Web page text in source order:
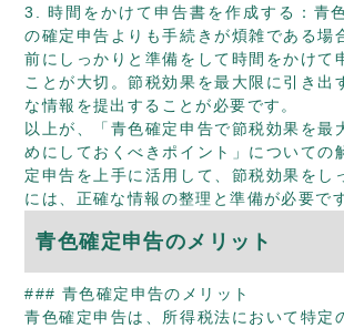
3. 時間をかけて申告書を作成する：青
の確定申告よりも手続きが煩雑である場
前にしっかりと準備をして時間をかけて
ことが大切。節税効果を最大限に引き出
な情報を提出することが必要です。
以上が、「青色確定申告で節税効果を最
めにしておくべきポイント」についての
定申告を上手に活用して、節税効果をし
には、正確な情報の整理と準備が必要です
青色確定申告のメリット
### 青色確定申告のメリット
青色確定申告は、所得税法において特定